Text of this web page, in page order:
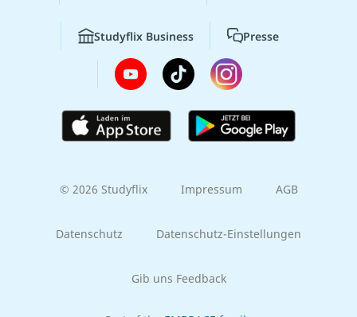
Studyflix Business Presse
© 2026 Studyflix Impressum AGB
Datenschutz Datenschutz-Einstellungen
Gib uns Feedback